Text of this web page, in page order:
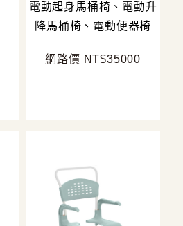
電動起身馬桶椅、電動升
降馬桶椅、電動便器椅
網路價 NT$35000